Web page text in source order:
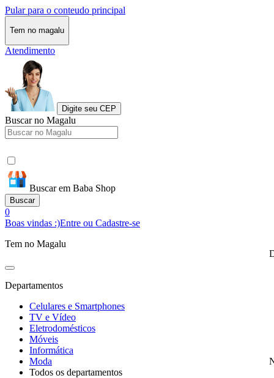
Pular para o conteudo principal
Tem no magalu
Atendimento
Digite seu CEP
Buscar no Magalu
Buscar em Baba Shop
Buscar
0
Boas vindas :)Entre ou Cadastre-se
Tem no Magalu
Departamentos
Celulares e Smartphones
TV e Vídeo
Eletrodomésticos
Móveis
Informática
Moda
Todos os departamentos